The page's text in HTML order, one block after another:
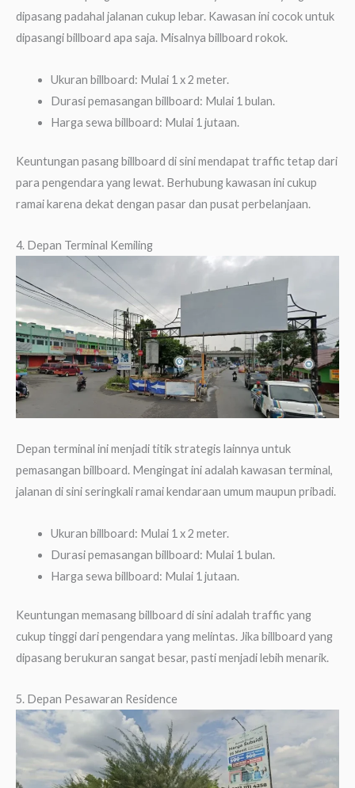
dipasang padahal jalanan cukup lebar. Kawasan ini cocok untuk
dipasangi billboard apa saja. Misalnya billboard rokok.
Ukuran billboard: Mulai 1 x 2 meter.
Durasi pemasangan billboard: Mulai 1 bulan.
Harga sewa billboard: Mulai 1 jutaan.
Keuntungan pasang billboard di sini mendapat traffic tetap dari
para pengendara yang lewat. Berhubung kawasan ini cukup
ramai karena dekat dengan pasar dan pusat perbelanjaan.
4. Depan Terminal Kemiling
Depan terminal ini menjadi titik strategis lainnya untuk
pemasangan billboard. Mengingat ini adalah kawasan terminal,
jalanan di sini seringkali ramai kendaraan umum maupun pribadi.
Ukuran billboard: Mulai 1 x 2 meter.
Durasi pemasangan billboard: Mulai 1 bulan.
Harga sewa billboard: Mulai 1 jutaan.
Keuntungan memasang billboard di sini adalah traffic yang
cukup tinggi dari pengendara yang melintas. Jika billboard yang
dipasang berukuran sangat besar, pasti menjadi lebih menarik.
5. Depan Pesawaran Residence